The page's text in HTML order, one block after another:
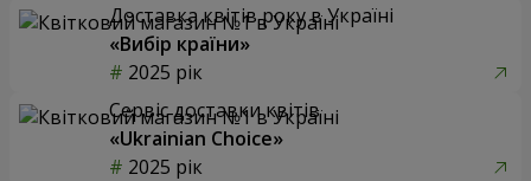
Доставка квітів року в Україні
«Вибір країни»
2025 рік
Сервіс доставки квітів
«Ukrainian Choice»
2025 рік